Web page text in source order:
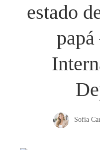
estado
Sofía